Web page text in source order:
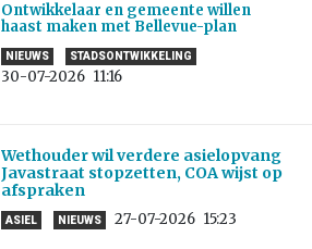
Ontwikkelaar en gemeente willen
haast maken met Bellevue-plan
NIEUWS STADSONTWIKKELING
30-07-2026 11:16
Wethouder wil verdere asielopvang
Javastraat stopzetten, COA wijst op
afspraken
ASIEL NIEUWS 27-07-2026 15:23